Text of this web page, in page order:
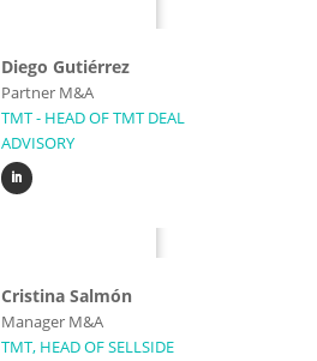
Diego Gutiérrez
Partner M&A
TMT - HEAD OF TMT DEAL
ADVISORY
Cristina Salmón
Manager M&A
TMT, HEAD OF SELLSIDE